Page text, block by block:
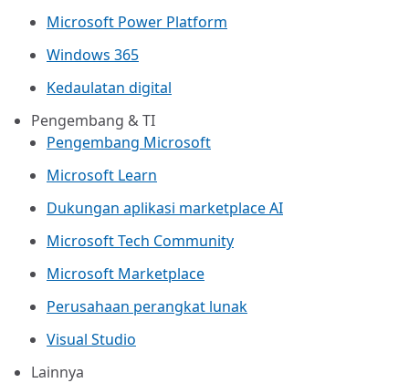
Microsoft Power Platform
Windows 365
Kedaulatan digital
Pengembang & TI
Pengembang Microsoft
Microsoft Learn
Dukungan aplikasi marketplace AI
Microsoft Tech Community
Microsoft Marketplace
Perusahaan perangkat lunak
Visual Studio
Lainnya